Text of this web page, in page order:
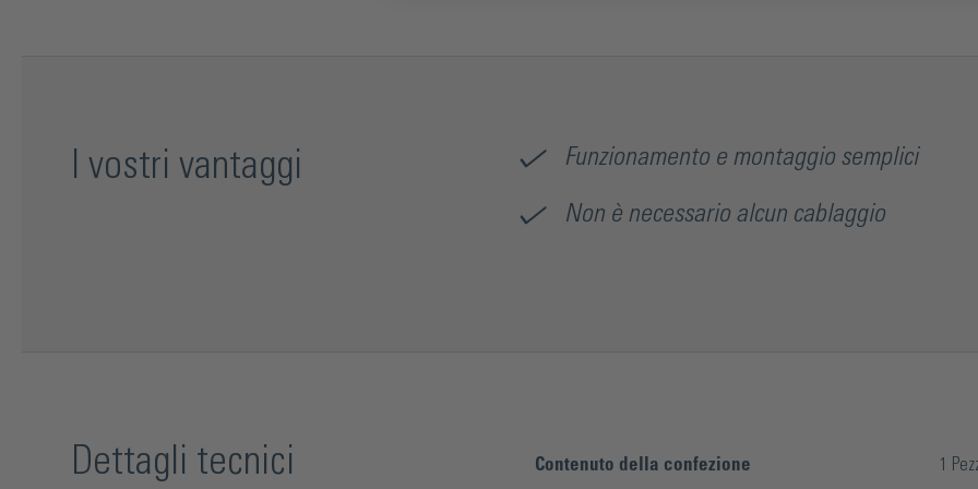
I vostri vantaggi Funzionamento e montaggio semplici
Non è necessario alcun cablaggio
Dettagli tecnici Contenuto della confezione 1